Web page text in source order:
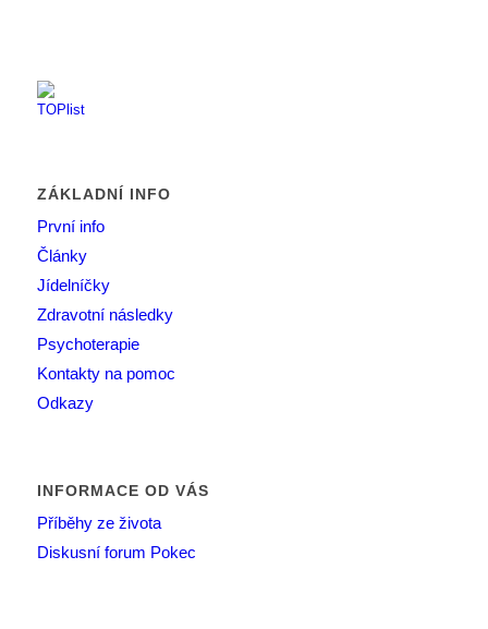
ZÁKLADNÍ INFO
První info
Články
Jídelníčky
Zdravotní následky
Psychoterapie
Kontakty na pomoc
Odkazy
INFORMACE OD VÁS
Příběhy ze života
Diskusní forum Pokec